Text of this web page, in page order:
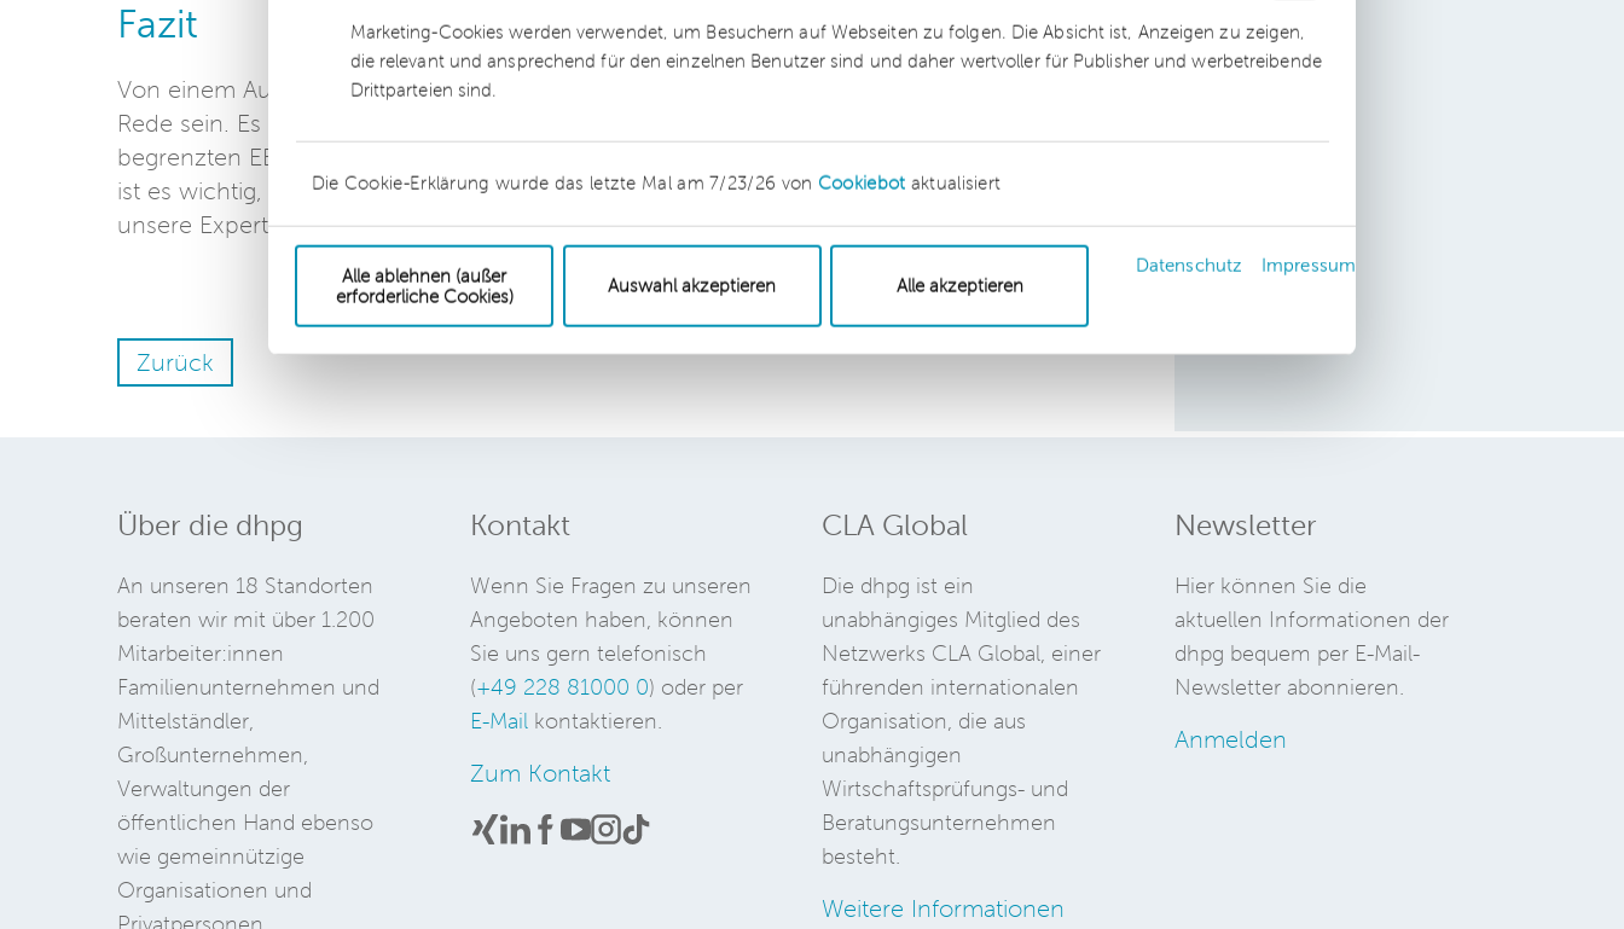
Marketing-Cookies werden verwendet, um Besuchern auf Webseiten zu folgen. Die Absicht ist, Anzeigen zu zeigen,
die relevant und ansprechend für den einzelnen Benutzer sind und daher wertvoller für Publisher und werbetreibende
Drittparteien sind.
Die Cookie-Erklärung wurde das letzte Mal am 7/23/26 von Cookiebot aktualisiert
Alle ablehnen (außer
erforderliche Cookies)
Auswahl akzeptieren Alle akzeptieren
Datenschutz Impressum
Fazit
Von einem Auslaufmodell „Besondere Ausgleichsregelung“ kann im Moment zwar keine
Rede sein. Es zeichnet sich aber ab, dass es schwieriger werden wird, in den Genuss einer
begrenzten EEG-Umlage zu gelangen. Um die individuellen Folgen abschätzen zu können,
ist es wichtig, sich frühzeitig mit den Neuregelungen zu beschäftigen. Hierbei unterstützen
unsere Expert:innen Sie gerne.
Zurück
Über die dhpg
An unseren 18 Standorten
beraten wir mit über 1.200
Mitarbeiter:innen
Familienunternehmen und
Mittelständler,
Großunternehmen,
Verwaltungen der
öffentlichen Hand ebenso
wie gemeinnützige
Organisationen und
Privatpersonen.
Kontakt
Wenn Sie Fragen zu unseren
Angeboten haben, können
Sie uns gern telefonisch
(+49 228 81000 0) oder per
E-Mailkontaktieren.
Zum Kontakt
CLA Global
Die dhpg ist ein
unabhängiges Mitglied des
Netzwerks CLA Global, einer
führenden internationalen
Organisation, die aus
unabhängigen
Wirtschaftsprüfungs- und
Beratungsunternehmen
besteht.
Weitere Informationen
Newsletter
Hier können Sie die
aktuellen Informationen der
dhpg bequem per E-Mail-
Newsletter abonnieren.
Anmelden